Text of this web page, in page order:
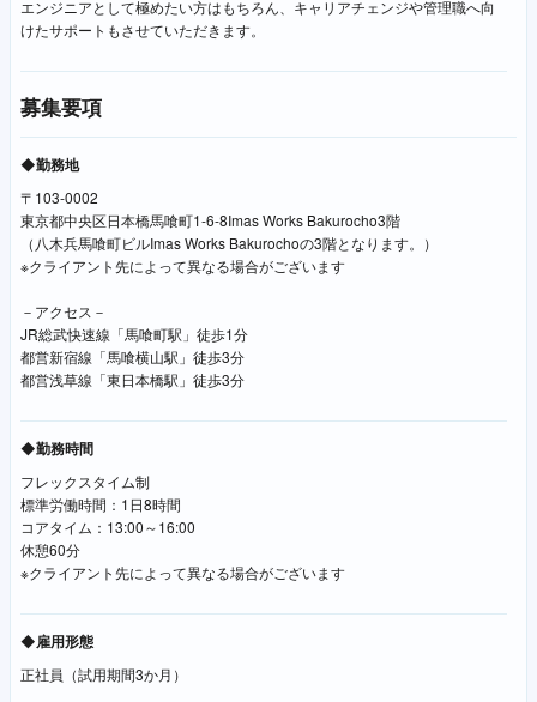
エンジニアとして極めたい方はもちろん、キャリアチェンジや管理職へ向
けたサポートもさせていただきます。
募集要項
◆勤務地
〒103-0002
東京都中央区日本橋馬喰町1-6-8Imas Works Bakurocho3階
（八木兵馬喰町ビルImas Works Bakurochoの3階となります。）
※クライアント先によって異なる場合がございます
－アクセス－
JR総武快速線「馬喰町駅」徒歩1分
都営新宿線「馬喰横山駅」徒歩3分
都営浅草線「東日本橋駅」徒歩3分
◆勤務時間
フレックスタイム制
標準労働時間：1日8時間
コアタイム：13:00～16:00
休憩60分
※クライアント先によって異なる場合がございます
◆雇用形態
正社員（試用期間3か月）